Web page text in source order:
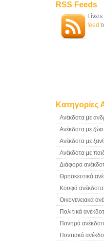
RSS Feeds
feed
Κατηγορίες
Ανέκδοτα με
Ανέκδοτα με ζώα
Ανέκδοτα με
Ανέκδοτα με
Διάφορα
Θρησκευτικά
Κουφά ανέκδοτα
Οικογενειακά
Πολιτικά
Πονηρά
Ποντιακά